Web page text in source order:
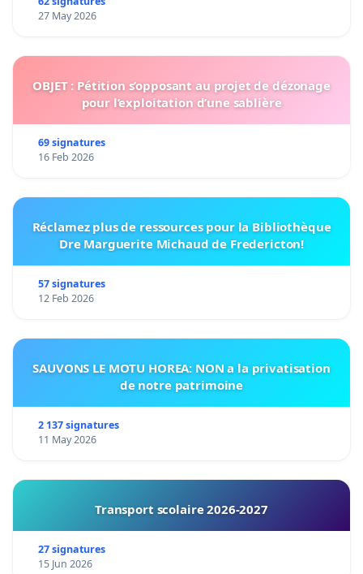
27 May 2026
OBJET : Pétition s’opposant au projet de dézonage
pour l’exploitation d’une sablière
69 signatures
16 Feb 2026
Réclamez plus de ressources pour la Bibliothèque
Dre Marguerite Michaud de Fredericton!
57 signatures
12 Feb 2026
SAUVONS LE MOTU HOREA: NON a la privatisation
de notre patrimoine
2 137 signatures
11 May 2026
Transport scolaire 2026-2027
27 signatures
15 Jun 2026